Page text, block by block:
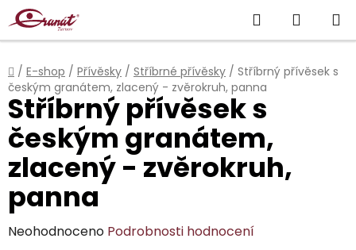
Přejít
na
obsah
Hledat
KOŠÍK
Domů
/ E-shop / Přívěsky / Stříbrné přívěsky / Stříbrný přívěsek s
českým granátem, zlacený - zvěrokruh, panna
Stříbrný přívěsek s
českým granátem,
zlacený - zvěrokruh,
panna
Průměrné
Neohodnoceno Podrobnosti hodnocení